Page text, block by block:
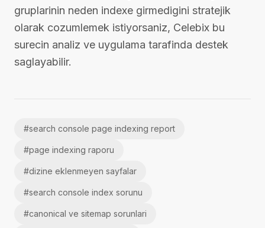
gruplarinin neden indexe girmedigini stratejik
olarak cozumlemek istiyorsaniz, Celebix bu
surecin analiz ve uygulama tarafinda destek
saglayabilir.
#search console page indexing report
#page indexing raporu
#dizine eklenmeyen sayfalar
#search console index sorunu
#canonical ve sitemap sorunlari